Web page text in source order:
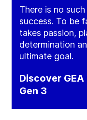
There is no
success. To be
takes passion,
determination
ultimate goal.
Discover
Gen 3